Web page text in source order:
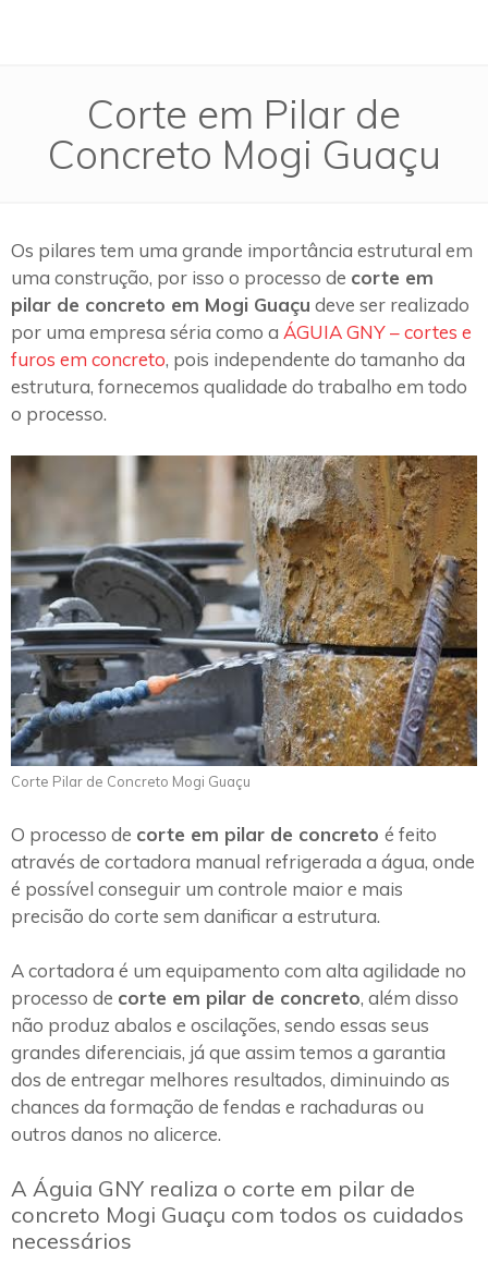
Corte em Pilar de
Concreto Mogi Guaçu
Os pilares tem uma grande importância estrutural em
uma construção, por isso o processo de corte em
pilar de concreto em Mogi Guaçu deve ser realizado
por uma empresa séria como a ÁGUIA GNY – cortes e
furos em concreto, pois independente do tamanho da
estrutura, fornecemos qualidade do trabalho em todo
o processo.
Corte Pilar de Concreto Mogi Guaçu
O processo de corte em pilar de concreto é feito
através de cortadora manual refrigerada a água, onde
é possível conseguir um controle maior e mais
precisão do corte sem danificar a estrutura.
A cortadora é um equipamento com alta agilidade no
processo de corte em pilar de concreto, além disso
não produz abalos e oscilações, sendo essas seus
grandes diferenciais, já que assim temos a garantia
dos de entregar melhores resultados, diminuindo as
chances da formação de fendas e rachaduras ou
outros danos no alicerce.
A Águia GNY realiza o corte em pilar de
concreto Mogi Guaçu com todos os cuidados
necessários